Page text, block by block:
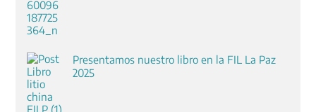
Presentamos nuestro libro en la FIL La Paz
2025